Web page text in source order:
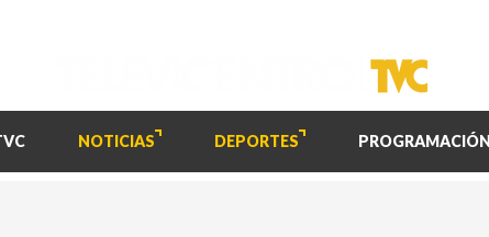
NOTICIAS DEPORTES PROGRAMACIÓN